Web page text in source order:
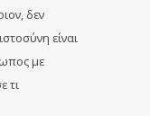
δεν
είναι
με
τι